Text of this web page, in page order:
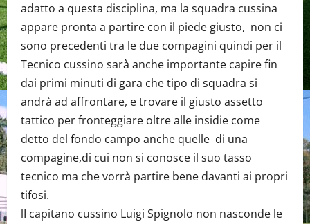
adatto a questa disciplina, ma la squadra cussina
appare pronta a partire con il piede giusto, non ci
sono precedenti tra le due compagini quindi per il
Tecnico cussino sarà anche importante capire fin
dai primi minuti di gara che tipo di squadra si
andrà ad affrontare, e trovare il giusto assetto
tattico per fronteggiare oltre alle insidie come
detto del fondo campo anche quelle di una
compagine,di cui non si conosce il suo tasso
tecnico ma che vorrà partire bene davanti ai propri
tifosi.
lI capitano cussino Luigi Spignolo non nasconde le